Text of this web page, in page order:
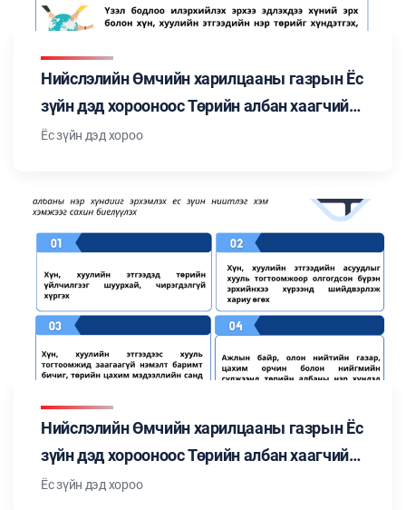
Нийслэлийн Өмчийн харилцааны газрын Ёс
зүйн дэд хорооноос Төрийн албан хаагчийн
ёс зүйн тухай хуульд заасан "Төрийн албан
байна. Цуврал №4
Ёс зүйн дэд хороо
Нийслэлийн Өмчийн харилцааны газрын Ёс
зүйн дэд хорооноос Төрийн албан хаагчийн
ёс зүйн тухай хуульд заасан "Төрийн албан
Ёс зүйн дэд хороо